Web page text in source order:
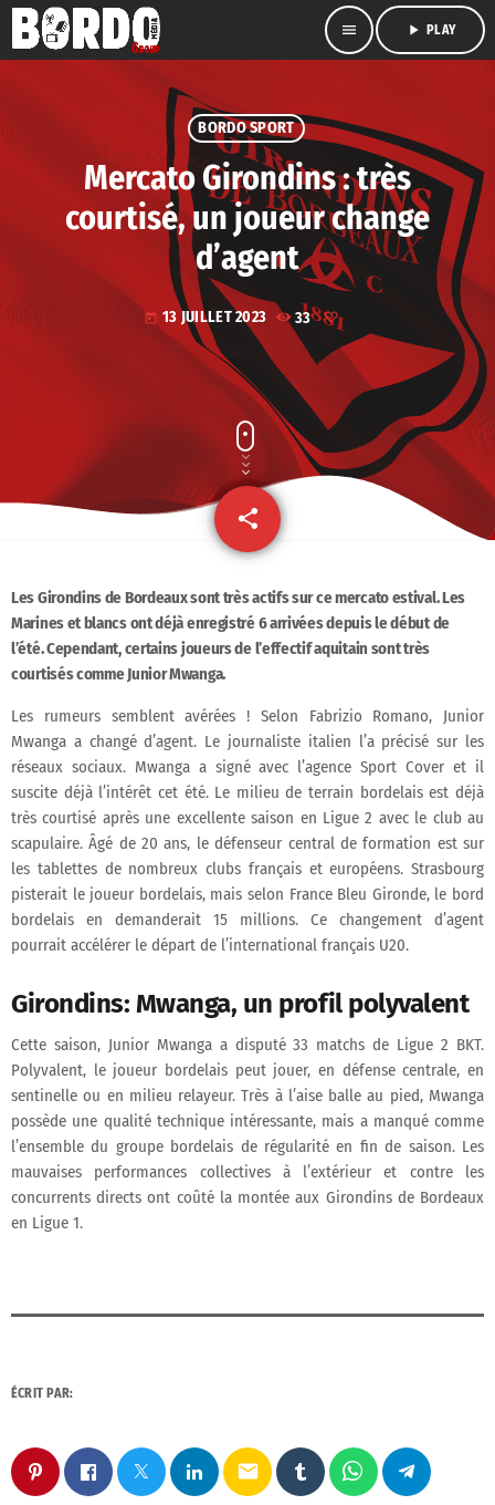
menu play_arrow PLAY
BORDO SPORT
Mercato Girondins : très
courtisé, un joueur change
d’agent
today 13 JUILLET 2023 33
share
email
Les Girondins de Bordeaux sont très actifs sur ce mercato estival. Les
Marines et blancs ont déjà enregistré 6 arrivées depuis le début de
l’été. Cependant, certains joueurs de l’effectif aquitain sont très
courtisés comme Junior Mwanga.
Les rumeurs semblent avérées ! Selon Fabrizio Romano, Junior
Mwanga a changé d’agent. Le journaliste italien l’a précisé sur les
réseaux sociaux. Mwanga a signé avec l’agence Sport Cover et il
suscite déjà l’intérêt cet été. Le milieu de terrain bordelais est déjà
très courtisé après une excellente saison en Ligue 2 avec le club au
scapulaire. Âgé de 20 ans, le défenseur central de formation est sur
les tablettes de nombreux clubs français et européens. Strasbourg
pisterait le joueur bordelais, mais selon France Bleu Gironde, le bord
bordelais en demanderait 15 millions. Ce changement d’agent
pourrait accélérer le départ de l’international français U20.
Girondins: Mwanga, un profil polyvalent
Cette saison, Junior Mwanga a disputé 33 matchs de Ligue 2 BKT.
Polyvalent, le joueur bordelais peut jouer, en défense centrale, en
sentinelle ou en milieu relayeur. Très à l’aise balle au pied, Mwanga
possède une qualité technique intéressante, mais a manqué comme
l’ensemble du groupe bordelais de régularité en fin de saison. Les
mauvaises performances collectives à l’extérieur et contre les
concurrents directs ont coûté la montée aux Girondins de Bordeaux
en Ligue 1.
ÉCRIT PAR:
email